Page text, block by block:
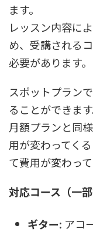
ます。
レッスン内容に
め、受講される
必要があります。
スポットプラン
ることができます
月額プランと同
用が変わってく
て費用が変わって
対応コース（一部
ギター: アコ